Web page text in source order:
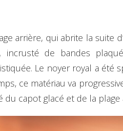
arrière, qui abrite la suite
incrusté de bandes
Le noyer royal a été
ce matériau va
du capot glacé et de la